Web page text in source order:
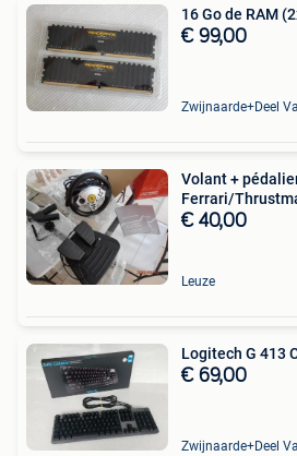
16 Go de RAM
€ 99,00
Volant +
Ferrari/
€ 40,00
Leuze
Logitech G 413
€ 69,00